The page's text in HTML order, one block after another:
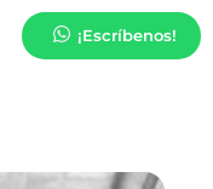
¡Escríbenos!